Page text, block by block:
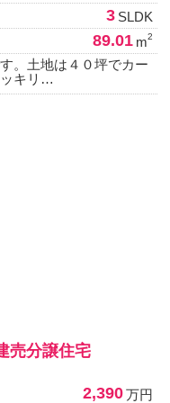
3 SLDK
89.01 m2
。土地は４０坪でカー
ッキリ…
売分譲住宅
2,390 万円